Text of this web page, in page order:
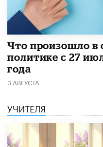
​Что произошло в
политике с 27
года
3 АВГУСТА
УЧИТЕЛЯ